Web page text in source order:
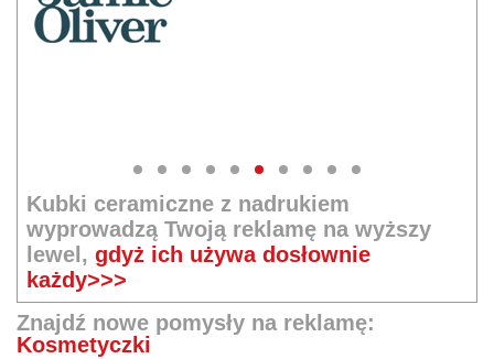
Kubki ceramiczne z nadrukiem
wyprowadzą Twoją reklamę na wyższy
lewel,gdyż ich używa dosłownie
każdy>>>
Znajdź nowe pomysły na reklamę:
Kosmetyczki